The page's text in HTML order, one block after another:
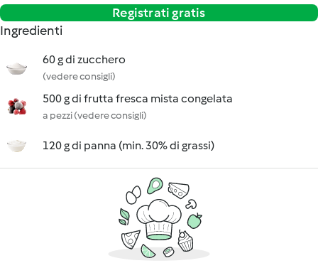
Registrati gratis
Ingredienti
60 g di zucchero
(vedere consigli)
500 g di frutta fresca mista congelata
a pezzi (vedere consigli)
120 g di panna (min. 30% di grassi)